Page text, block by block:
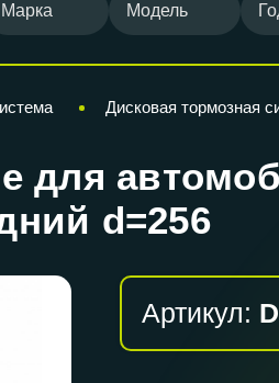
Марка Модель
Дисковая тормозная
для
d=256
Артикул: